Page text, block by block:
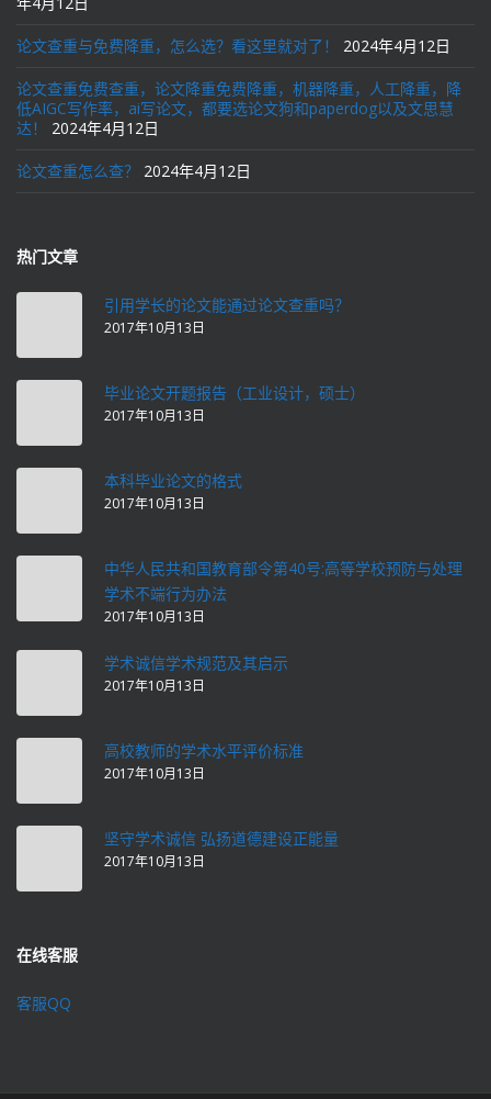
论文查重与免费降重，怎么选？看这里就对了！ 2024年4月12日
论文查重免费查重，论文降重免费降重，机器降重，人工降重，降
低AIGC写作率，ai写论文，都要选论文狗和paperdog以及文思慧
达！
2024年4月12日
论文查重怎么查？ 2024年4月12日
热门文章
引用学长的论文能通过论文查重吗？
2017年10月13日
毕业论文开题报告（工业设计，硕士）
2017年10月13日
本科毕业论文的格式
2017年10月13日
中华人民共和国教育部令第40号:高等学校预防与处理
学术不端行为办法
2017年10月13日
学术诚信学术规范及其启示
2017年10月13日
高校教师的学术水平评价标准
2017年10月13日
坚守学术诚信 弘扬道德建设正能量
2017年10月13日
在线客服
客服QQ